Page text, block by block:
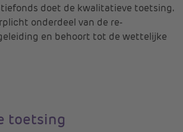
doet de kwalitatieve toetsing.
onderdeel van de re-
en behoort tot de wettelijke
toetsing